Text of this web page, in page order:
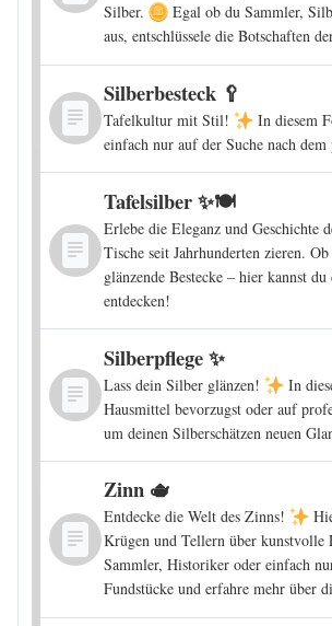
Silber.
Egal ob du Sammler,
aus, entschlüssele die Botschaften
Silberbesteck 🥄
Tafelkultur mit Stil! In diesem
einfach nur auf der Suche nach
Tafelsilber ✨🍽️
Erlebe die Eleganz und Geschichte
Tische seit Jahrhunderten zieren.
glänzende Bestecke – hier kannst
entdecken!
Silberpflege ✨
Lass dein Silber glänzen!
In
Hausmittel bevorzugst oder auf
um deinen Silberschätzen neuen
Zinn 🫖
Entdecke die Welt des Zinns!
Krügen und Tellern über kunstvolle
Sammler, Historiker oder einfach
Fundstücke und erfahre mehr über